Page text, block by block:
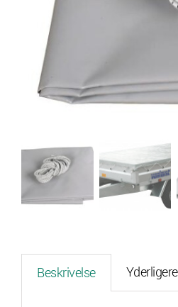
Beskrivelse